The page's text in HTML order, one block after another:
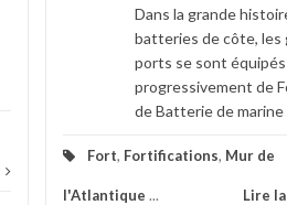
Dans la grande
batteries de côte, les
ports se sont équipés
progressivement de
de Batterie de marine
Fort, Fortifications, Mur de
l'Atlantique ... Lire